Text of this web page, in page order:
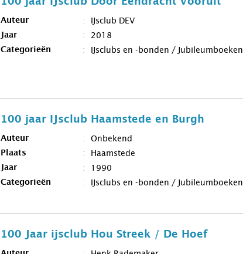
Auteur IJsclub DEV
Jaar 2018
Categorieën IJsclubs en -bonden / Jubileumboeken
100 jaar IJsclub Haamstede en Burgh
Auteur Onbekend
Plaats Haamstede
Jaar 1990
Categorieën IJsclubs en -bonden / Jubileumboeken
100 Jaar ijsclub Hou Streek / De Hoef